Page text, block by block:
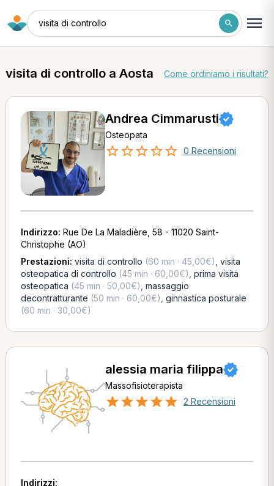
visita di controllo
visita di controllo a Aosta Come ordiniamo i risultati?
Andrea Cimmarusti
Osteopata
0 Recensioni
Indirizzo: Rue De La Maladière, 58 - 11020 Saint-
Christophe (AO)
Prestazioni: visita di controllo (60 min · 45,00€) visita
osteopatica di controllo (45 min · 60,00€) prima visita
osteopatica (45 min · 50,00€) massaggio
decontratturante (50 min · 60,00€) ginnastica posturale
(60 min · 30,00€)
alessia maria filippa
Massofisioterapista
2 Recensioni
Indirizzi: